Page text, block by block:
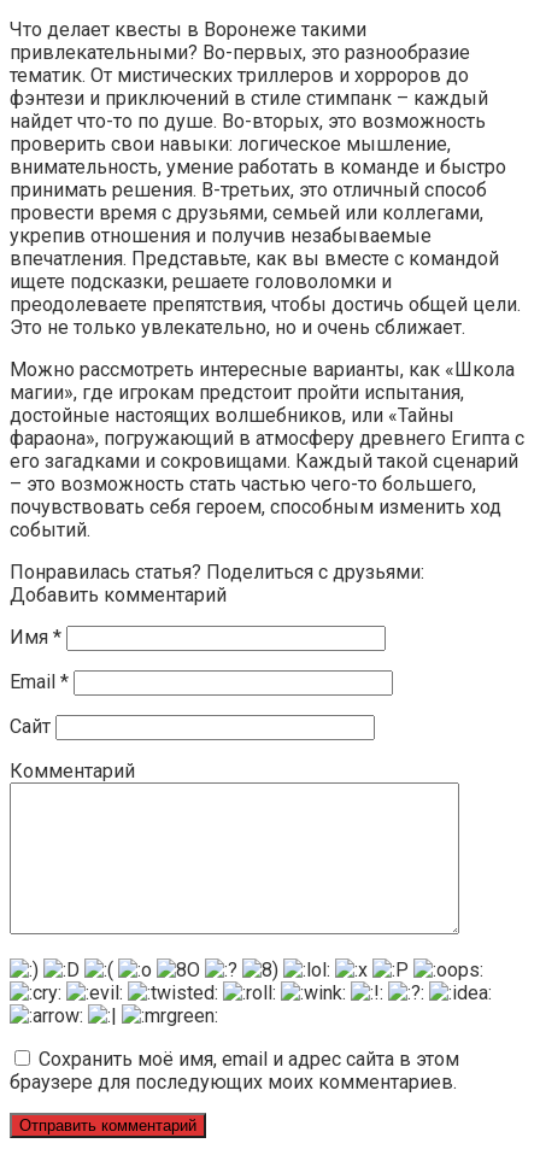
Что делает квесты в Воронеже такими
привлекательными? Во-первых, это разнообразие
тематик. От мистических триллеров и хорроров до
фэнтези и приключений в стиле стимпанк – каждый
найдет что-то по душе. Во-вторых, это возможность
проверить свои навыки: логическое мышление,
внимательность, умение работать в команде и быстро
принимать решения. В-третьих, это отличный способ
провести время с друзьями, семьей или коллегами,
укрепив отношения и получив незабываемые
впечатления. Представьте, как вы вместе с командой
ищете подсказки, решаете головоломки и
преодолеваете препятствия, чтобы достичь общей цели.
Это не только увлекательно, но и очень сближает.
Можно рассмотреть интересные варианты, как «Школа
магии», где игрокам предстоит пройти испытания,
достойные настоящих волшебников, или «Тайны
фараона», погружающий в атмосферу древнего Египта с
его загадками и сокровищами. Каждый такой сценарий
– это возможность стать частью чего-то большего,
почувствовать себя героем, способным изменить ход
событий.
Понравилась статья? Поделиться с друзьями:
Добавить комментарий
Имя *
Email *
Сайт
Комментарий
Сохранить моё имя, email и адрес сайта в этом
браузере для последующих моих комментариев.